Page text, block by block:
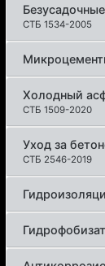
СТБ 1534-2005
Холодный
СТБ 1509-2020
Уход за
СТБ 2546-2019